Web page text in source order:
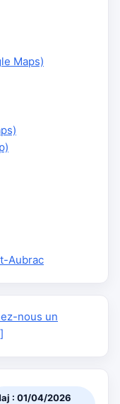
Maps)
Aubrac
nous un
: 01/04/2026